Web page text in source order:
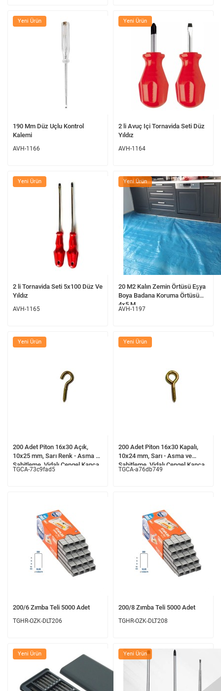
Yeni Ürün
190 Mm Düz Uçlu Kontrol
Kalemi
AVH-1166
Yeni Ürün
2 li Avuç Içi Tornavida Seti Düz
Yıldız
AVH-1164
Yeni Ürün
2 li Tornavida Seti 5x100 Düz Ve
Yıldız
AVH-1165
Yeni Ürün
20 M2 Kalın Zemin Örtüsü Eşya
Boya Badana Koruma Örtüsü
4x5 M
AVH-1197
Yeni Ürün
200 Adet Piton 16x30 Açık,
10x25 mm, Sarı Renk - Asma ve
Sabitleme, Vidalı Çengel Kanca
TGCA-73c9fad5
Yeni Ürün
200 Adet Piton 16x30 Kapalı,
10x24 mm, Sarı - Asma ve
Sabitleme, Vidalı Çengel Kanca
TGCA-a76db749
200/6 Zımba Teli 5000 Adet
TGHR-OZK-DLT206
200/8 Zımba Teli 5000 Adet
TGHR-OZK-DLT208
Yeni Ürün Yeni Ürün